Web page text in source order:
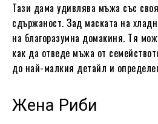
Тази дама удивлява мъжа със
сдържаност. Зад маската на
на благоразумна домакиня. Тя
как да отведе мъжа от
до най-малкия детайл и
Жена Риби